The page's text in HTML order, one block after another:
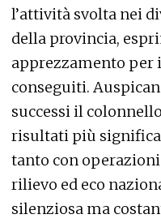
l’attività svolta nei
della provincia,
apprezzamento
conseguiti.
successi il
risultati più
tanto con
rilievo ed eco
silenziosa ma